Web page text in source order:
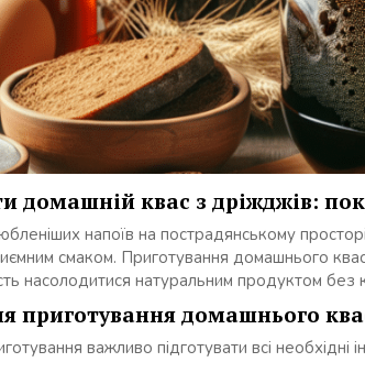
домашній квас з дріжджів:
напоїв на пострадянському
смаком. Приготування домашнього
насолодитися натуральним продуктом без
приготування домашнього
важливо підготувати всі необхідні